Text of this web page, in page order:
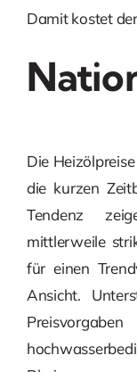
Damit kostet
Die
die kurzen
Tendenz
mittlerweile
für einen
Ansicht.